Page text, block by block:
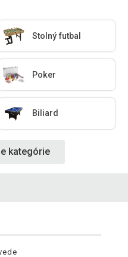
Stolný futbal
Poker
Biliard
kategórie